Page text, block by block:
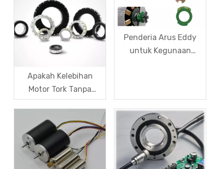
Apakah Kelebihan
Motor Tork Tanpa
Bingkai?
Penderia Arus Eddy
untuk Kegunaan